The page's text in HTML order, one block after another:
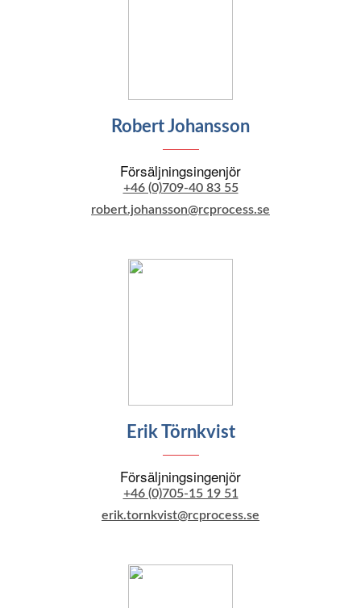
Robert Johansson
Försäljningsingenjör
+46 (0)709-40 83 55
robert.johansson@rcprocess.se
Erik Törnkvist
Försäljningsingenjör
+46 (0)705-15 19 51
erik.tornkvist@rcprocess.se